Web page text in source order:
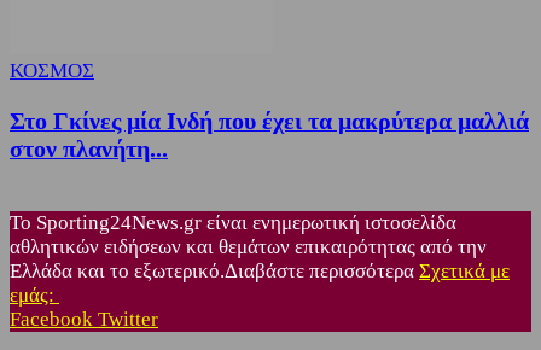
ΚΟΣΜΟΣ
Στο Γκίνες μία Ινδή που έχει τα μακρύτερα μαλλιά
στον πλανήτη...
Το Sporting24News.gr είναι ενημερωτική ιστοσελίδα
αθλητικών ειδήσεων και θεμάτων επικαιρότητας από την
Ελλάδα και το εξωτερικό.Διαβάστε περισσότερα Σχετικά με
εμάς:
Facebook Twitter